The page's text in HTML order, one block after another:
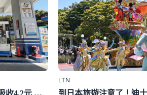
國內油價連2凍！中油汽油吸收4.2元 下周汽柴油均不調整
LTN